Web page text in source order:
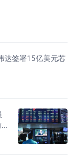
达签署15亿美元芯